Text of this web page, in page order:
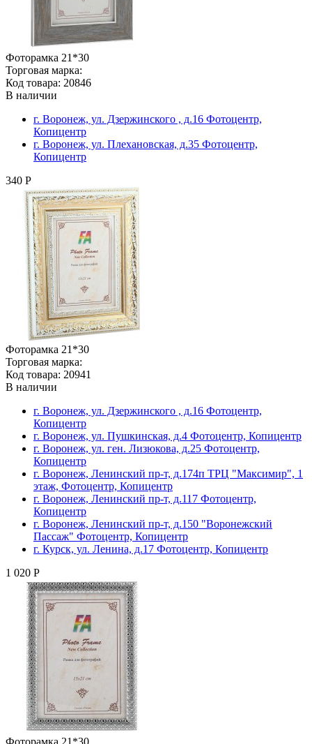
Фоторамка 21*30
Торговая марка:
Код товара: 20846
В наличии
г. Воронеж, ул. Дзержинского , д.16 Фотоцентр,
Копицентр
г. Воронеж, ул. Плехановская, д.35 Фотоцентр,
Копицентр
340 Р
Фоторамка 21*30
Торговая марка:
Код товара: 20941
В наличии
г. Воронеж, ул. Дзержинского , д.16 Фотоцентр,
Копицентр
г. Воронеж, ул. Пушкинская, д.4 Фотоцентр, Копицентр
г. Воронеж, ул. ген. Лизюкова, д.25 Фотоцентр,
Копицентр
г. Воронеж, Ленинский пр-т, д.174п ТРЦ "Максимир", 1
этаж, Фотоцентр, Копицентр
г. Воронеж, Ленинский пр-т, д.117 Фотоцентр,
Копицентр
г. Воронеж, Ленинский пр-т, д.150 "Воронежский
Пассаж" Фотоцентр, Копицентр
г. Курск, ул. Ленина, д.17 Фотоцентр, Копицентр
1 020 Р
Фоторамка 21*30